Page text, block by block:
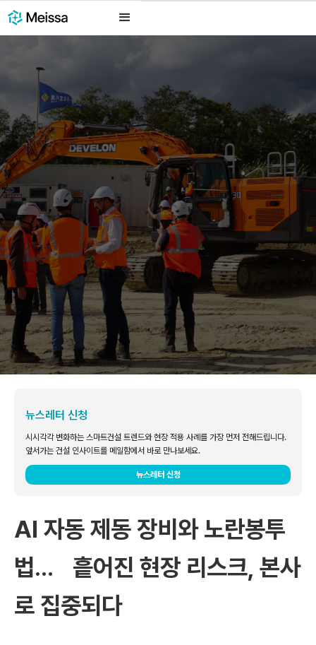
June 2, 2026
뉴스레터 신청
시시각각 변화하는 스마트건설 트렌드와 현장 적용 사례를 가장 먼저 전해드립니다.
앞서가는 건설 인사이트를 메일함에서 바로 만나보세요.
뉴스레터 신청
AI 자동 제동 장비와 노란봉투
법… 흩어진 현장 리스크, 본사
로 집중되다